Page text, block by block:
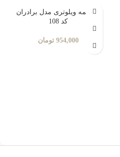
مجسمه ویلوتری مدل برادران
کد 108
954,000 تومان